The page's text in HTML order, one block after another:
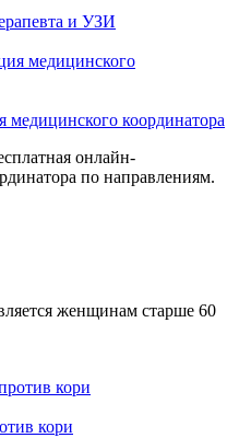
и УЗИ
медицинского координатора
онлайн-
по направлениям.
женщинам старше 60
кори